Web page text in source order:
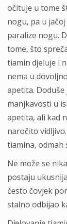
očituje u tome
nogu, pa u
paralize nogu.
tome, što
tiamin djeluje i
nema u
apetita.
manjkavosti u
apetita, ali kad
naročito
tiamina, odmah
Ne može se
postaju
često čovjek
stalno odbijao